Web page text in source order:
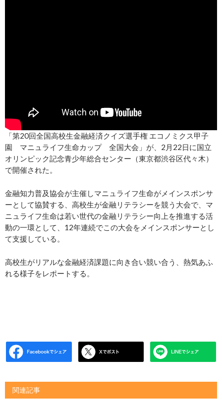
「第20回全国高校生金融経済クイズ選手権 エコノミクス甲子
園 マニュライフ生命カップ 全国大会」が、2月22日に国立
オリンピック記念青少年総合センター（東京都渋谷区代々木）
で開催された。
金融知力普及協会が主催しマニュライフ生命がメインスポンサ
ーとして協賛する、高校生が金融リテラシーを競う大会で、マ
ニュライフ生命は若い世代の金融リテラシー向上を推進する活
動の一環として、12年連続でこの大会をメインスポンサーとし
て支援している。
高校生がリアルな金融経済課題に向き合い競い合う、熱気あふ
れる様子をレポートする。
関連記事